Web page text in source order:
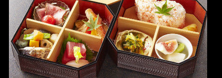
ご接待 法要
慶事 お顔合わせ
宴会 ウェディング